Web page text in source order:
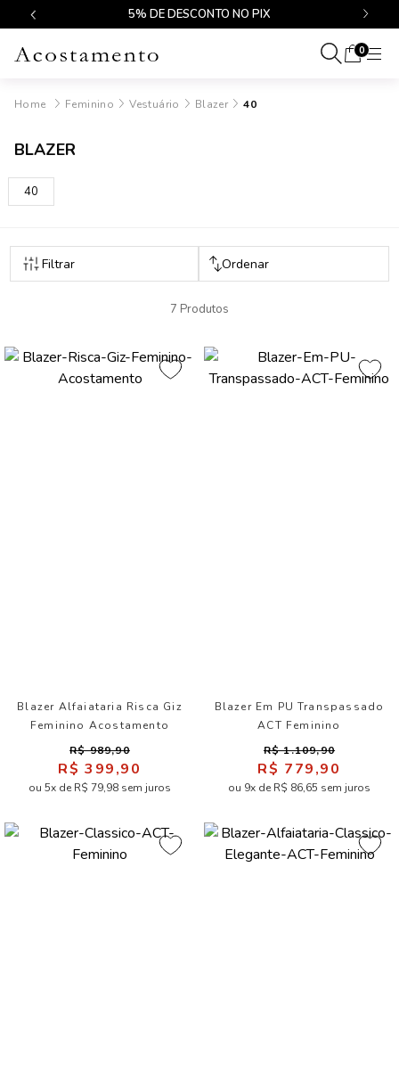
5% DE DESCONTO NO PIX
0
Feminino Vestuário Blazer 40
BLAZER
40
7 Produtos
Blazer Alfaiataria Risca Giz
Feminino Acostamento
R$ 989,90
R$ 399,90
ou 5x de R$ 79,98 sem juros
Blazer Em PU Transpassado
ACT Feminino
R$ 1.109,90
R$ 779,90
ou 9x de R$ 86,65 sem juros